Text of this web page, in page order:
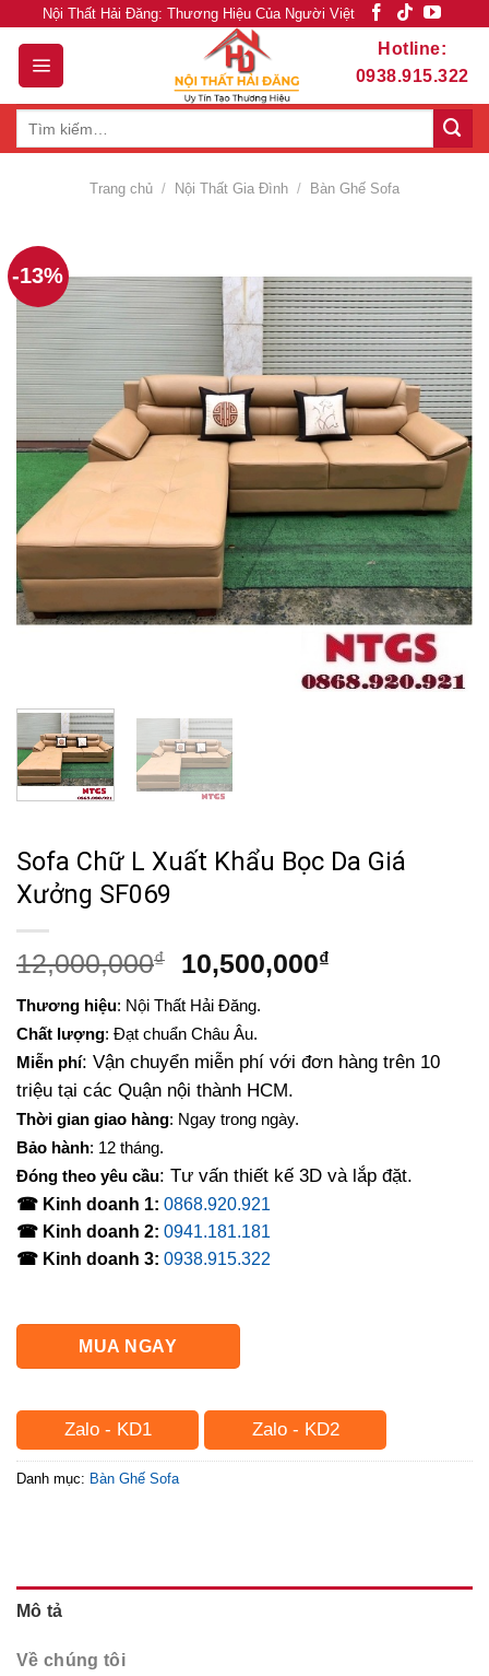
content
Nội Thất Hải Đăng: Thương Hiệu Của Người Việt
Hotline:
0938.915.322
Trang chủ / Nội Thất Gia Đình / Bàn Ghế Sofa
-13%
Sofa Chữ L Xuất Khẩu Bọc Da Giá
Xưởng SF069
12,000,000₫
Giá
là:
12,000,000₫.
10,500,000₫Giá
10,500,000₫.
Thương hiệu: Nội Thất Hải Đăng.
Chất lượng: Đạt chuẩn Châu Âu.
Miễn phí: Vận chuyển miễn phí với đơn hàng trên 10
triệu tại các Quận nội thành HCM.
Thời gian giao hàng: Ngay trong ngày.
Bảo hành: 12 tháng.
Đóng theo yêu cầu: Tư vấn thiết kế 3D và lắp đặt.
☎ Kinh doanh 1: 0868.920.921
☎ Kinh doanh 2: 0941.181.181
☎ Kinh doanh 3: 0938.915.322
MUA NGAY
Zalo - KD1 Zalo - KD2
Danh mục: Bàn Ghế Sofa
Mô tả
Về chúng tôi